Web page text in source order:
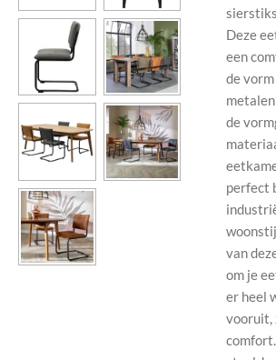
Deze
een
de
de
perfect
van
om je
er heel
vooruit,